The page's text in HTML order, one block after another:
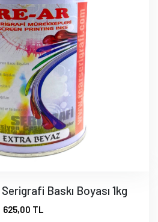
Baskı Boyası 1kg
625,00 TL